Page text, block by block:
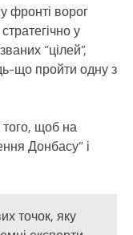
фронті ворог
у
“цілей”,
що пройти одну з
того, щоб на
Донбасу” і
точок, яку